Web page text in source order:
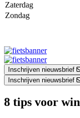
Zaterdag
Zondag
Inschrijven nieuwsbrief
Inschrijven nieuwsbrief
8 tips voor